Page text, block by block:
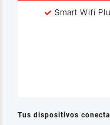
Smart Wifi
Tus dispositivos